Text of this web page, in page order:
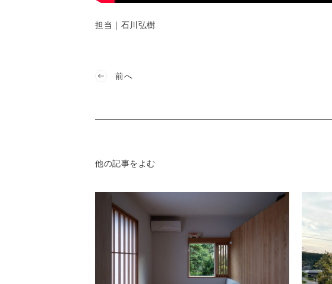
担当｜石川弘樹
前へ
他の記事をよむ